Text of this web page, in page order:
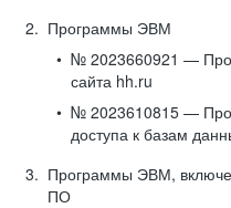
Программы ЭВМ
№ 2023660921 —
сайта hh.ru
№ 2023610815 —
доступа к базам
Программы ЭВМ,
ПО